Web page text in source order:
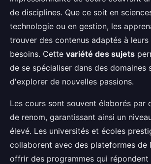
de disciplines. Que ce soit en
technologie ou en gestion, les
trouver des contenus adaptés à
besoins. Cette variété des sujets
de se spécialiser dans des domaines
d'explorer de nouvelles passions.
Les cours sont souvent élaborés par
de renom, garantissant ainsi un
élevé. Les universités et écoles
collaborent avec des plateformes de
offrir des programmes qui répondent